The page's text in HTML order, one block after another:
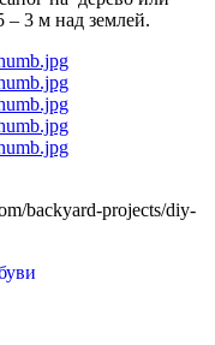
– 3 м над землей.
backyard-projects/diy-